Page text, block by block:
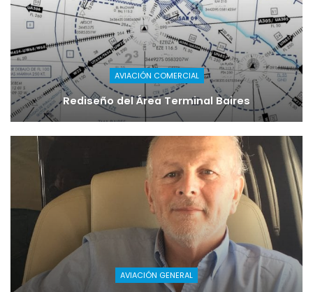
AVIACIÓN COMERCIAL
Rediseño del Área Terminal Baires
AVIACIÓN GENERAL